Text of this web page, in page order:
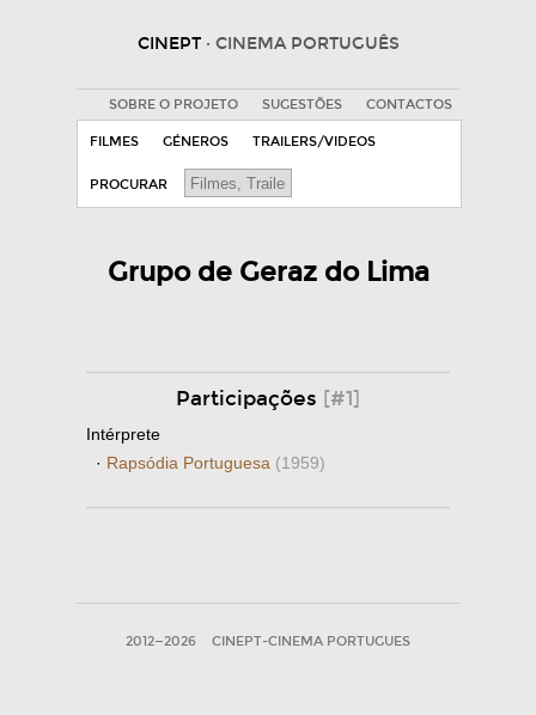
CINEPT · CINEMA PORTUGUÊS
SOBRE O PROJETO SUGESTÕES CONTACTOS
FILMES GÉNEROS TRAILERS/VIDEOS
PROCURAR
Grupo de Geraz do Lima
Participações [#1]
Intérprete
· Rapsódia Portuguesa (1959)
2012—2026 CINEPT-CINEMA PORTUGUES